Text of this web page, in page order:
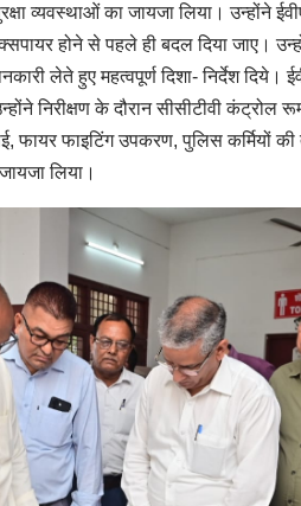
व्यवस्थाओं का जायजा लिया। उन्होंने
होने से पहले ही बदल दिया जाए।
लेते हुए महत्वपूर्ण दिशा- निर्देश दिये।
निरीक्षण के दौरान सीसीटीवी कंट्रोल
फायर फाइटिंग उपकरण, पुलिस कर्मियों
लिया।